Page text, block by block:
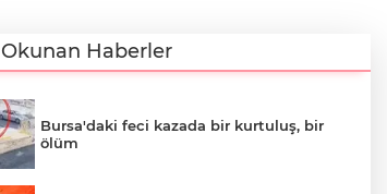
Okunan Haberler
Bursa'daki feci kazada bir kurtuluş, bir
ölüm